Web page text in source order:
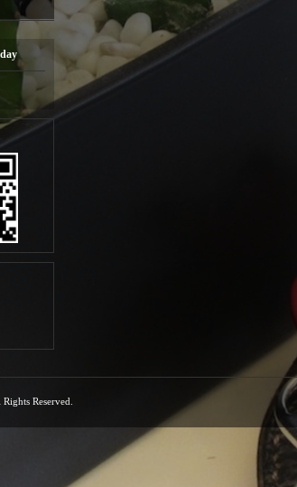
Reserved.